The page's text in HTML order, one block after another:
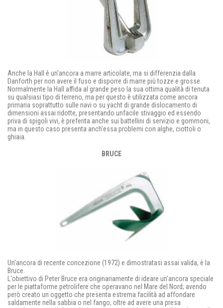
Anche la Hall è un'ancora a marre articolate, ma si differenzia dalla
Danforth per non avere il fuso e disporre di marre più tozze e grosse.
Normalmente la Hall affida al grande peso la sua ottima qualità di tenuta
su qualsiasi tipo di terreno, ma per questo è utilizzata come ancora
primaria soprattutto sulle navi o su yacht di grande dislocamento di
dimensioni assai ridotte, presentando unfacile stivaggio ed essendo
priva di spigoli vivi, è preferita anche sui battellini di servizio e gommoni,
ma in questo caso presenta anch'essa problemi con alghe, ciottoli o
ghiaia.
BRUCE
Un'ancora di recente concezione (1972) e dimostratasi assai valida, è la
Bruce.
L'obiettivo di Peter Bruce era originariamente di ideare un'ancora speciale
per le piattaforme petrolifere che operavano nel Mare del Nord; avendo
però creato un oggetto che presenta estrema facilità ad affondare
saldamente nella sabbia o nel fango, oltre ad avere una presa